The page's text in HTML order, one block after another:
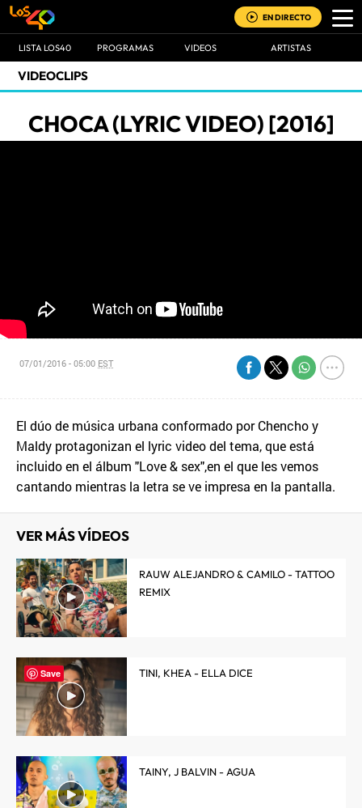
EN DIRECTO
LISTA LOS40 PROGRAMAS VIDEOS ARTISTAS
VIDEOCLIPS
CHOCA (LYRIC VIDEO) [2016]
07/01/2016 - 05:00 EST
El dúo de música urbana conformado por Chencho y
Maldy protagonizan el lyric video del tema, que está
incluido en el álbum "Love & sex",en el que les vemos
cantando mientras la letra se ve impresa en la pantalla.
VER MÁS VÍDEOS
RAUW ALEJANDRO & CAMILO - TATTOO
REMIX
TINI, KHEA - ELLA DICE
TAINY, J BALVIN - AGUA
Save